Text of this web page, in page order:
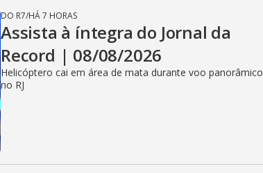
DO R7/HÁ 7 HORAS
Assista à íntegra do Jornal da
Record | 08/08/2026
Helicóptero cai em área de mata durante voo panorâmico
no RJ